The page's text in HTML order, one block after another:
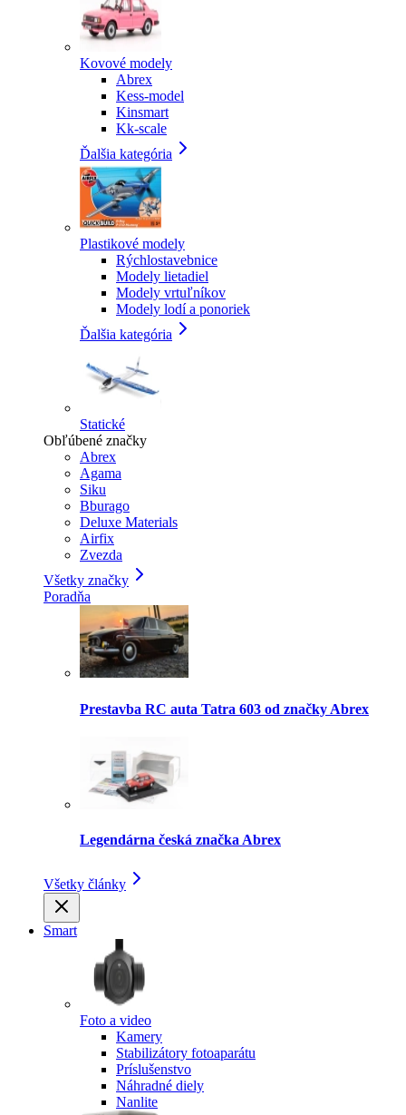
Kovové modely
Abrex
Kess-model
Kinsmart
Kk-scale
Ďalšia kategória
Plastikové modely
Rýchlostavebnice
Modely lietadiel
Modely vrtuľníkov
Modely lodí a ponoriek
Ďalšia kategória
Statické
Obľúbené značky
Abrex
Agama
Siku
Bburago
Deluxe Materials
Airfix
Zvezda
Všetky značky
Poradňa
Prestavba RC auta Tatra 603 od značky Abrex
Legendárna česká značka Abrex
Všetky články
Smart
Foto a video
Kamery
Stabilizátory fotoaparátu
Príslušenstvo
Náhradné diely
Nanlite